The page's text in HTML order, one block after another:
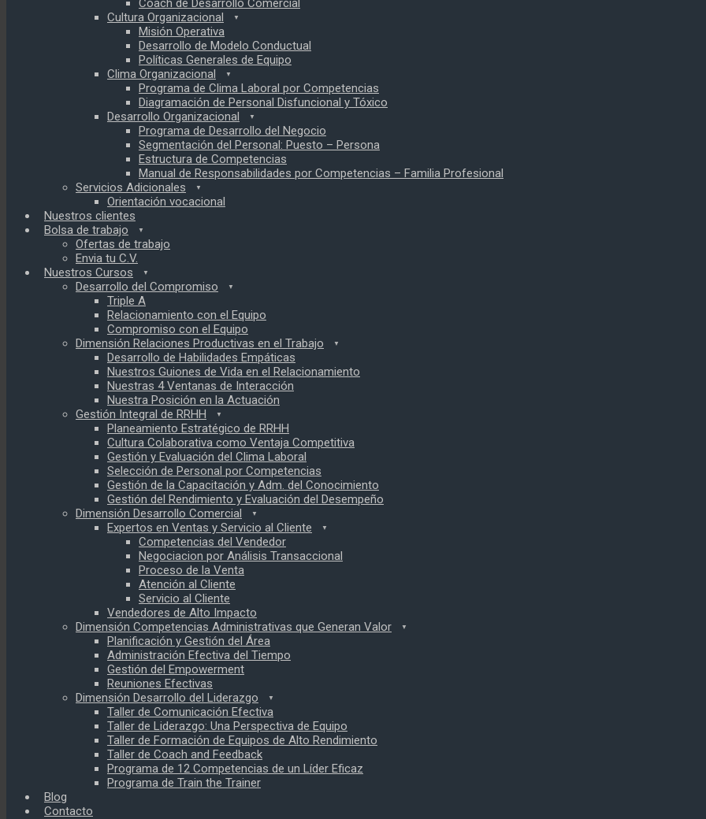
Coach de Desarrollo Comercial
Cultura Organizacional
Misión Operativa
Desarrollo de Modelo Conductual
Políticas Generales de Equipo
Clima Organizacional
Programa de Clima Laboral por Competencias
Diagramación de Personal Disfuncional y Tóxico
Desarrollo Organizacional
Programa de Desarrollo del Negocio
Segmentación del Personal: Puesto – Persona
Estructura de Competencias
Manual de Responsabilidades por Competencias – Familia Profesional
Servicios Adicionales
Orientación vocacional
Nuestros clientes
Bolsa de trabajo
Ofertas de trabajo
Envia tu C.V.
Nuestros Cursos
Desarrollo del Compromiso
Triple A
Relacionamiento con el Equipo
Compromiso con el Equipo
Dimensión Relaciones Productivas en el Trabajo
Desarrollo de Habilidades Empáticas
Nuestros Guiones de Vida en el Relacionamiento
Nuestras 4 Ventanas de Interacción
Nuestra Posición en la Actuación
Gestión Integral de RRHH
Planeamiento Estratégico de RRHH
Cultura Colaborativa como Ventaja Competitiva
Gestión y Evaluación del Clima Laboral
Selección de Personal por Competencias
Gestión de la Capacitación y Adm. del Conocimiento
Gestión del Rendimiento y Evaluación del Desempeño
Dimensión Desarrollo Comercial
Expertos en Ventas y Servicio al Cliente
Competencias del Vendedor
Negociacion por Análisis Transaccional
Proceso de la Venta
Atención al Cliente
Servicio al Cliente
Vendedores de Alto Impacto
Dimensión Competencias Administrativas que Generan Valor
Planificación y Gestión del Área
Administración Efectiva del Tiempo
Gestión del Empowerment
Reuniones Efectivas
Dimensión Desarrollo del Liderazgo
Taller de Comunicación Efectiva
Taller de Liderazgo: Una Perspectiva de Equipo
Taller de Formación de Equipos de Alto Rendimiento
Taller de Coach and Feedback
Programa de 12 Competencias de un Líder Eficaz
Programa de Train the Trainer
Blog
Contacto